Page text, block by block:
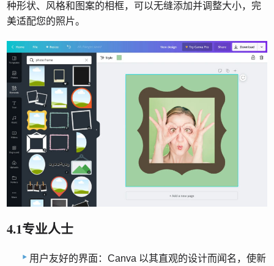
种形状、风格和图案的相框，可以无缝添加并调整大小，完
美适配您的照片。
4.1专业人士
用户友好的界面：Canva 以其直观的设计而闻名，使新